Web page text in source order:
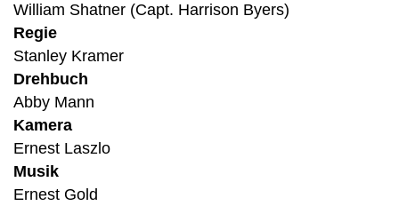
William Shatner (Capt. Harrison Byers)
Regie
Stanley Kramer
Drehbuch
Abby Mann
Kamera
Ernest Laszlo
Musik
Ernest Gold